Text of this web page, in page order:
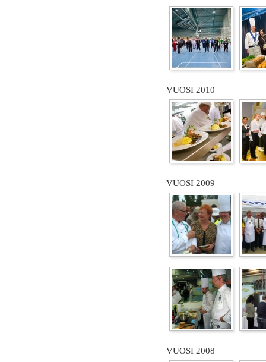
VUOSI 2010
VUOSI 2009
VUOSI 2008